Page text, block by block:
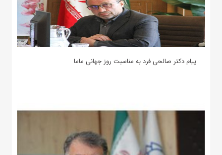
پیام دکتر صالحی فرد به مناسبت روز جهانی ماما